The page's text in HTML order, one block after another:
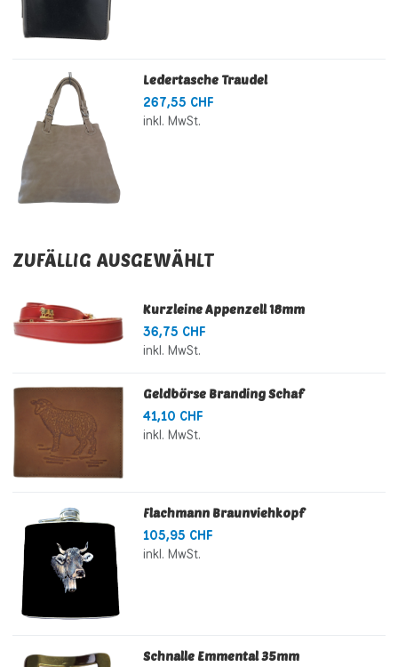
Ledertasche Traudel
267,55 CHF
inkl. MwSt.
ZUFÄLLIG AUSGEWÄHLT
Kurzleine Appenzell 18mm
36,75 CHF
inkl. MwSt.
Geldbörse Branding Schaf
41,10 CHF
inkl. MwSt.
Flachmann Braunviehkopf
105,95 CHF
inkl. MwSt.
Schnalle Emmental 35mm